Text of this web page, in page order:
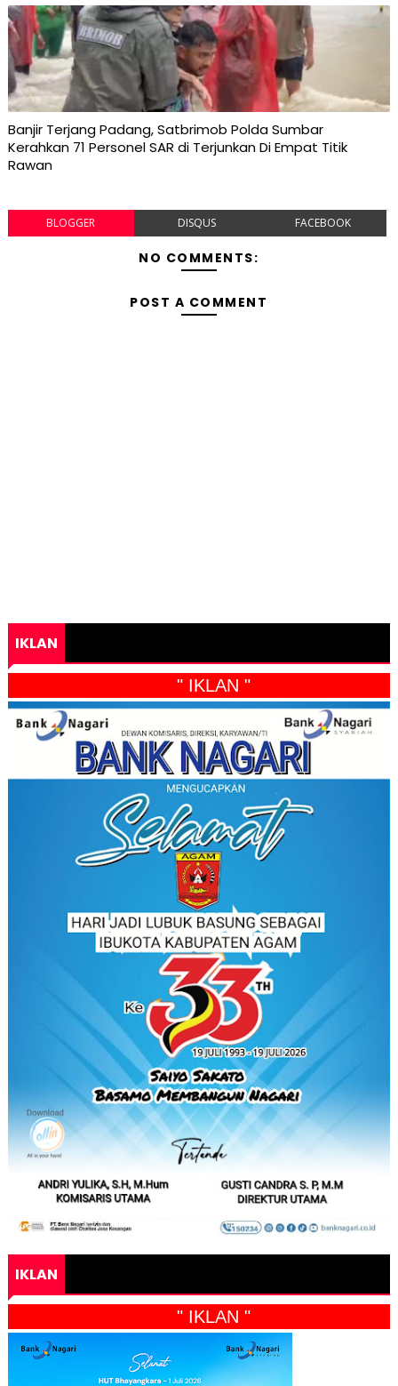
Banjir Terjang Padang, Satbrimob Polda Sumbar
Kerahkan 71 Personel SAR di Terjunkan Di Empat Titik
Rawan
BLOGGER DISQUS FACEBOOK
NO COMMENTS:
POST A COMMENT
IKLAN
" IKLAN "
IKLAN
" IKLAN "